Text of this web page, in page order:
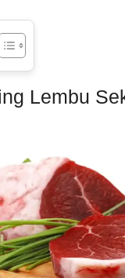
Lembu